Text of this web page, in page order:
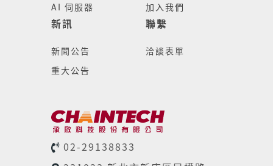
AI 伺服器
加入我們
新訊
新聞公告
重大公告
聯繫
洽談表單
02-29138833